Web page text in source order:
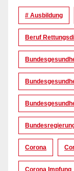
# Ausbildung
Beruf
Corona
Corona Impfung